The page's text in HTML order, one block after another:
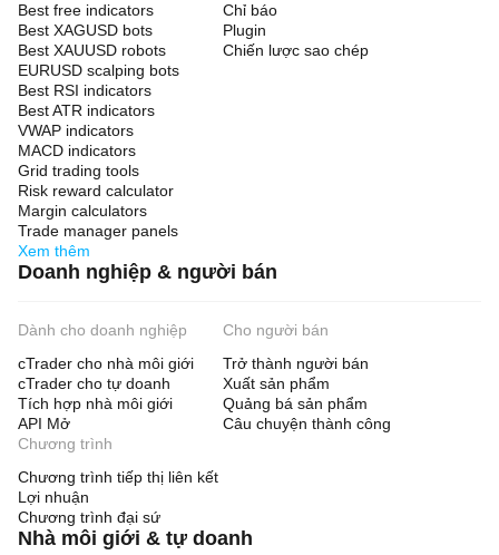
Best free indicators
Best XAGUSD bots
Best XAUUSD robots
EURUSD scalping bots
Best RSI indicators
Best ATR indicators
VWAP indicators
MACD indicators
Grid trading tools
Risk reward calculator
Margin calculators
Trade manager panels
Xem thêm
Chỉ báo
Plugin
Chiến lược sao chép
Doanh nghiệp & người bán
Dành cho doanh nghiệp
cTrader cho nhà môi giới
cTrader cho tự doanh
Tích hợp nhà môi giới
API Mở
Cho người bán
Trở thành người bán
Xuất sản phẩm
Quảng bá sản phẩm
Câu chuyện thành công
Chương trình
Chương trình tiếp thị liên kết
Lợi nhuận
Chương trình đại sứ
Nhà môi giới & tự doanh